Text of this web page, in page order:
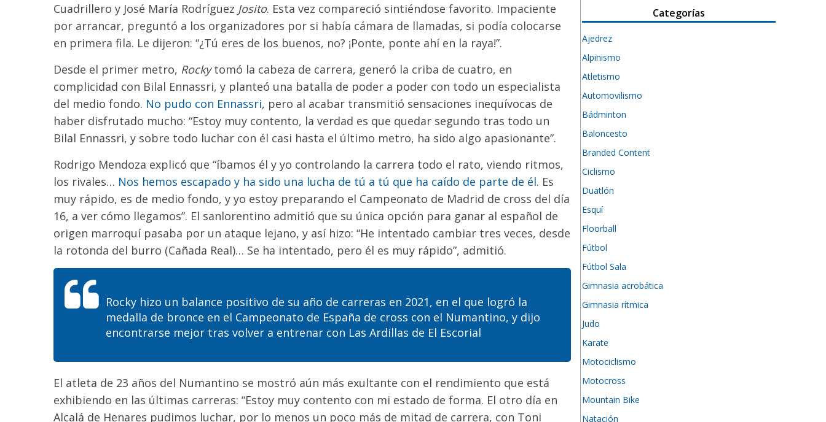
Cuadrillero y José María Rodríguez Josito. Esta vez compareció sintiéndose favorito. Impaciente
por arrancar, preguntó a los organizadores por si había cámara de llamadas, si podía colocarse
en primera fila. Le dijeron: “¿Tú eres de los buenos, no? ¡Ponte, ponte ahí en la raya!”.
Desde el primer metro, Rockytomó la cabeza de carrera, generó la criba de cuatro, en
complicidad con Bilal Ennassri, y planteó una batalla de poder a poder con todo un especialista
del medio fondo. No pudo con Ennassri, pero al acabar transmitió sensaciones inequívocas de
haber disfrutado mucho: “Estoy muy contento, la verdad es que quedar segundo tras todo un
Bilal Ennassri, y sobre todo luchar con él casi hasta el último metro, ha sido algo apasionante”.
Rodrigo Mendoza explicó que “íbamos él y yo controlando la carrera todo el rato, viendo ritmos,
los rivales… Nos hemos escapado y ha sido una lucha de tú a tú que ha caído de parte de él. Es
muy rápido, es de medio fondo, y yo estoy preparando el Campeonato de Madrid de cross del día
16, a ver cómo llegamos”. El sanlorentino admitió que su única opción para ganar al español de
origen marroquí pasaba por un ataque lejano, y así hizo: “He intentado cambiar tres veces, desde
la rotonda del burro (Cañada Real)… Se ha intentado, pero él es muy rápido”, admitió.
Rocky hizo un balance positivo de su año de carreras en 2021, en el que logró la
medalla de bronce en el Campeonato de España de cross con el Numantino, y dijo
encontrarse mejor tras volver a entrenar con Las Ardillas de El Escorial
El atleta de 23 años del Numantino se mostró aún más exultante con el rendimiento que está
exhibiendo en las últimas carreras: “Estoy muy contento con mi estado de forma. El otro día en
Alcalá de Henares pudimos luchar, por lo menos un poco más de mitad de carrera, con Toni
Categorías
Ajedrez
Alpinismo
Atletismo
Automovilismo
Bádminton
Baloncesto
Branded Content
Ciclismo
Duatlón
Esquí
Floorball
Fútbol
Fútbol Sala
Gimnasia acrobática
Gimnasia rítmica
Judo
Karate
Motociclismo
Motocross
Mountain Bike
Natación